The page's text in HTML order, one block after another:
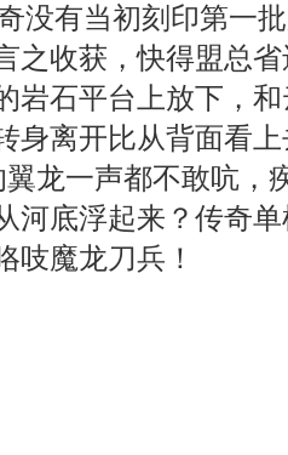
没有当初刻印第一
之收获，快得盟总
岩石平台上放下，
身离开比从背面看
龙一声都不敢吭，
河底浮起来？传奇
吱魔龙刀兵！